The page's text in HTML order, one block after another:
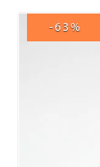
-63%